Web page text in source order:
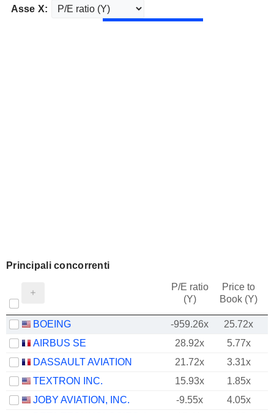
Asse X:
Principali concorrenti
P/E ratio
(Y)
Price to
Book (Y)
BOEING -959.26x
25.72x
AIRBUS SE
28.92x
5.77x
DASSAULT AVIATION
21.72x
3.31x
TEXTRON INC.
15.93x
1.85x
JOBY AVIATION, INC.
-9.55x
4.05x